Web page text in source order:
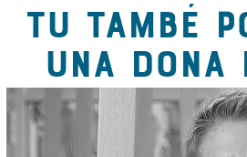
TU TAMBÉ
UNA DONA